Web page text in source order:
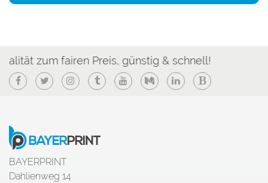
fairen Preis, günstig & schnell!
FacebookTwitterInstagram
Tumblr YouTubeMediumLinkedInBlogger
BAYERPRINT
Dahlienweg 14